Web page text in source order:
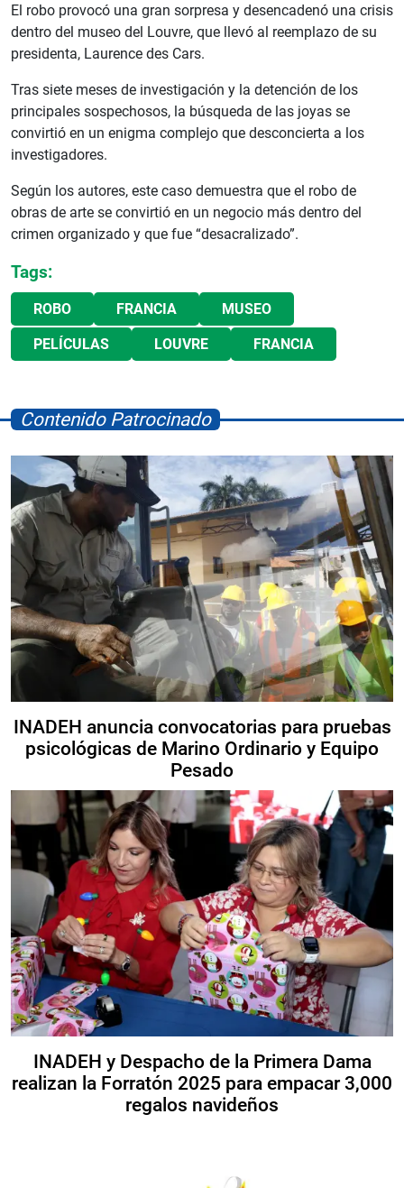
El robo provocó una gran sorpresa y desencadenó una crisis
dentro del museo del Louvre, que llevó al reemplazo de su
presidenta, Laurence des Cars.
Tras siete meses de investigación y la detención de los
principales sospechosos, la búsqueda de las joyas se
convirtió en un enigma complejo que desconcierta a los
investigadores.
Según los autores, este caso demuestra que el robo de
obras de arte se convirtió en un negocio más dentro del
crimen organizado y que fue “desacralizado”.
Tags:
ROBO FRANCIA MUSEO
PELÍCULAS LOUVRE FRANCIA
Contenido Patrocinado
INADEH anuncia convocatorias para pruebas
psicológicas de Marino Ordinario y Equipo
Pesado
INADEH y Despacho de la Primera Dama
realizan la Forratón 2025 para empacar 3,000
regalos navideños